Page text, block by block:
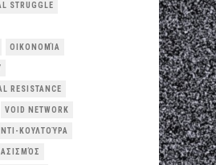
STRUGGLE
OΙΚΟΝΟΜΊΑ
RESISTANCE
VOID NETWORK
ΚΟΥΛΤΟΎΡΑ